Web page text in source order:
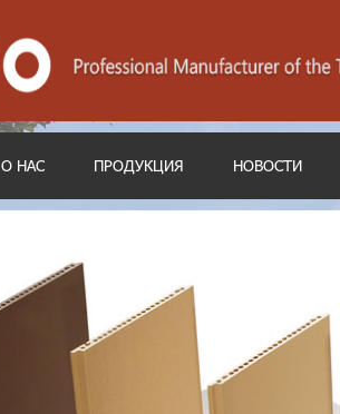
О НАС ПРОДУКЦИЯ НОВОСТИ